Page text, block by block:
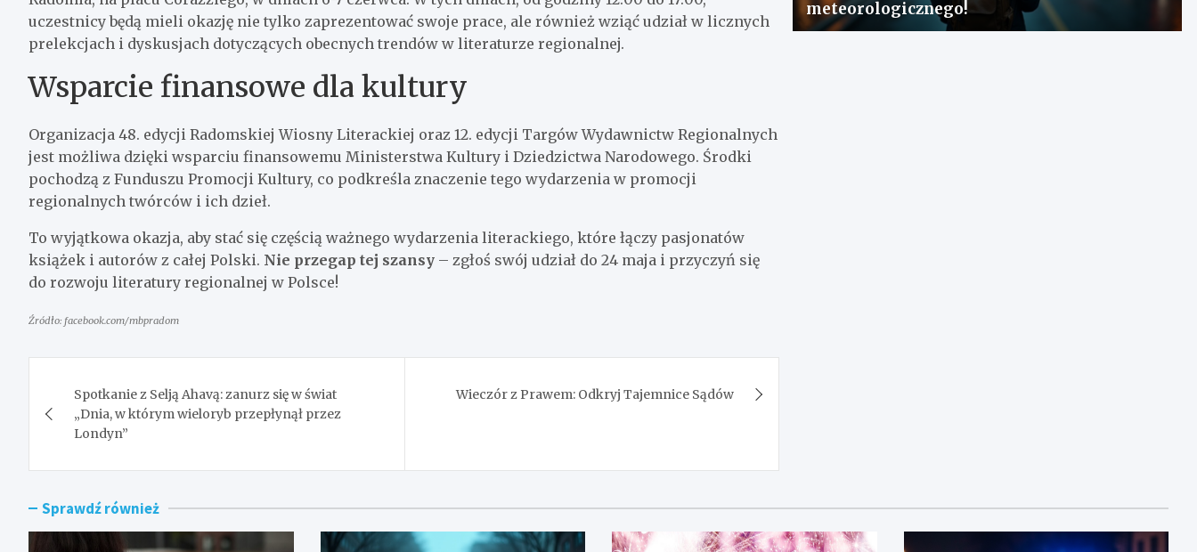
uczestnicy będą mieli okazję nie tylko zaprezentować swoje prace, ale również wziąć udział w licznych
prelekcjach i dyskusjach dotyczących obecnych trendów w literaturze regionalnej.
Wsparcie finansowe dla kultury
Organizacja 48. edycji Radomskiej Wiosny Literackiej oraz 12. edycji Targów Wydawnictw Regionalnych
jest możliwa dzięki wsparciu finansowemu Ministerstwa Kultury i Dziedzictwa Narodowego. Środki
pochodzą z Funduszu Promocji Kultury, co podkreśla znaczenie tego wydarzenia w promocji
regionalnych twórców i ich dzieł.
To wyjątkowa okazja, aby stać się częścią ważnego wydarzenia literackiego, które łączy pasjonatów
książek i autorów z całej Polski. Nie przegap tej szansy – zgłoś swój udział do 24 maja i przyczyń się
do rozwoju literatury regionalnej w Polsce!
Źródło: facebook.com/mbpradom
wpisu
Spotkanie z Selją Ahavą: zanurz się w świat
„Dnia, w którym wieloryb przepłynął przez
Londyn”
Wieczór z Prawem: Odkryj Tajemnice Sądów
meteorologicznego!
Sprawdź również